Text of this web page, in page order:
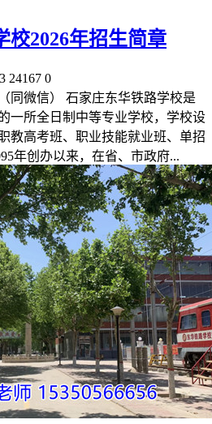
校2026年招生简章
24167 0
同微信） 石家庄东华铁路学校是
一所全日制中等专业学校，学校设
教高考班、职业技能就业班、单招
年创办以来，在省、市政府...